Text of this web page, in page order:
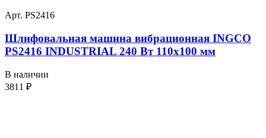
Арт. PS2416
Шлифовальная машина вибрационная INGCO
PS2416 INDUSTRIAL 240 Вт 110х100 мм
В наличии
3811 ₽